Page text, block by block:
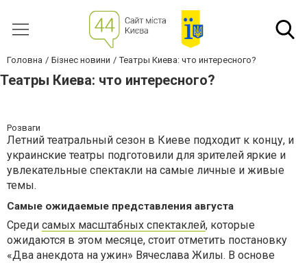
Головна Бізнес новини Театры Киева: что интересного?
Театры Киева: что интересного?
Розваги
Летний театральный сезон в Киеве подходит к концу, и
украинские театры подготовили для зрителей яркие и
увлекательные спектакли на самые личные и живые
темы.
Самые ожидаемые представления августа
Среди самых масштабных спектаклей, которые
ожидаются в этом месяце, стоит отметить постановку
«Два анекдота на ужин» Вячеслава Жилы. В основе